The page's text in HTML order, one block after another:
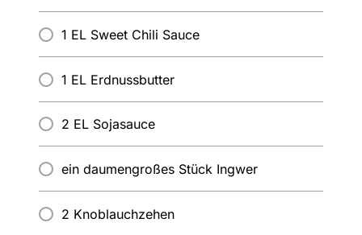
1 EL Sweet Chili Sauce
1 EL Erdnussbutter
2 EL Sojasauce
ein daumengroßes Stück Ingwer
2 Knoblauchzehen